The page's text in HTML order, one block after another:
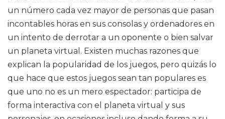
un número cada vez mayor de personas que pasan
incontables horas en sus consolas y ordenadores en
un intento de derrotar a un oponente o bien salvar
un planeta virtual. Existen muchas razones que
explican la popularidad de los juegos, pero quizás lo
que hace que estos juegos sean tan populares es
que uno no es un mero espectador: participa de
forma interactiva con el planeta virtual y sus